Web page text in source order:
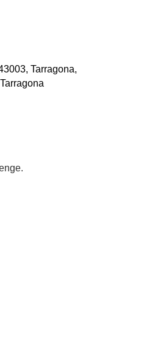
Tarragona,